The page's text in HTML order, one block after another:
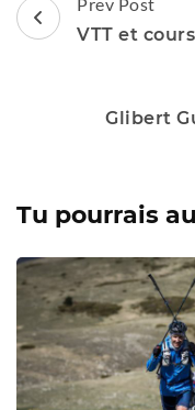
Navigation
VTT et
Glibert
Tu pourrais